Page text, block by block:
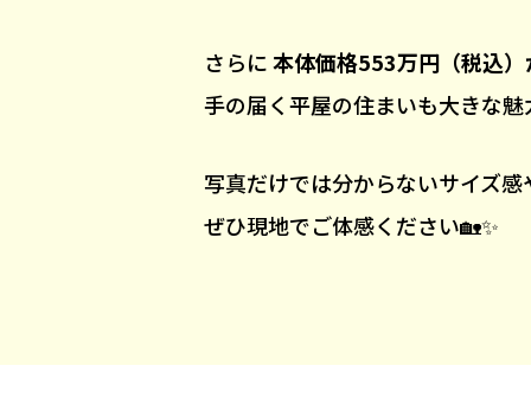
さらに本体価格553万円（税込）
手の届く平屋の住まいも大きな魅
写真だけでは分からないサイズ
ぜひ現地でご体感ください🏡✨